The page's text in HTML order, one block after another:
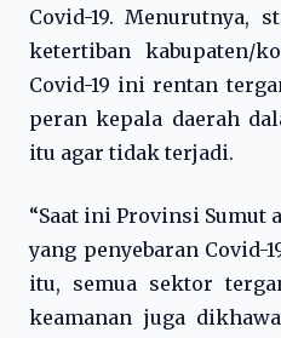
Covid-19. Menurutnya,
ketertiban kabupaten/
Covid-19 ini rentan
peran kepala daerah
itu agar tidak terjadi.
“Saat ini Provinsi Sumut
yang penyebaran Covid-
itu, semua sektor
keamanan juga